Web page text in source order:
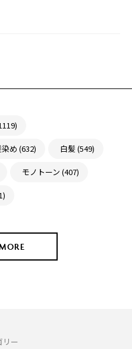
め (632) 白髪 (549)
モノトーン (407)
リー